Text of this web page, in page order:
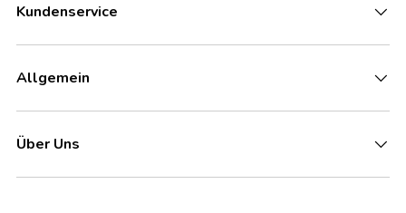
Kundenservice
Allgemein
Über Uns